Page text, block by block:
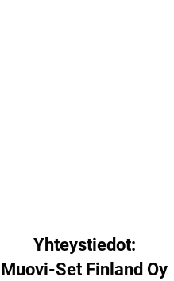
Yhteystiedot:
Muovi-Set Finland Oy